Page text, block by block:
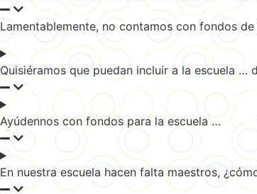
Lamentablemente, no contamos con fondos
Quisiéramos que puedan incluir a la escuela …
Ayúdennos con fondos para la escuela …
En nuestra escuela hacen falta maestros,